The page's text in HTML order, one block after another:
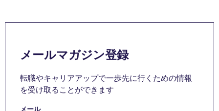
メールマガジン登録
転職やキャリアアップで一歩先に行くための情報
を受け取ることができます
メール